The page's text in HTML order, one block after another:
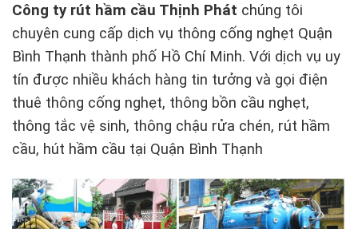
Công ty rút hầm cầu Thịnh Phát chúng tôi
chuyên cung cấp dịch vụ thông cống nghẹt Quận
Bình Thạnh thành phố Hồ Chí Minh. Với dịch vụ uy
tín được nhiều khách hàng tin tưởng và gọi điện
thuê thông cống nghẹt, thông bồn cầu nghẹt,
thông tắc vệ sinh, thông chậu rửa chén, rút hầm
cầu, hút hầm cầu tại Quận Bình Thạnh